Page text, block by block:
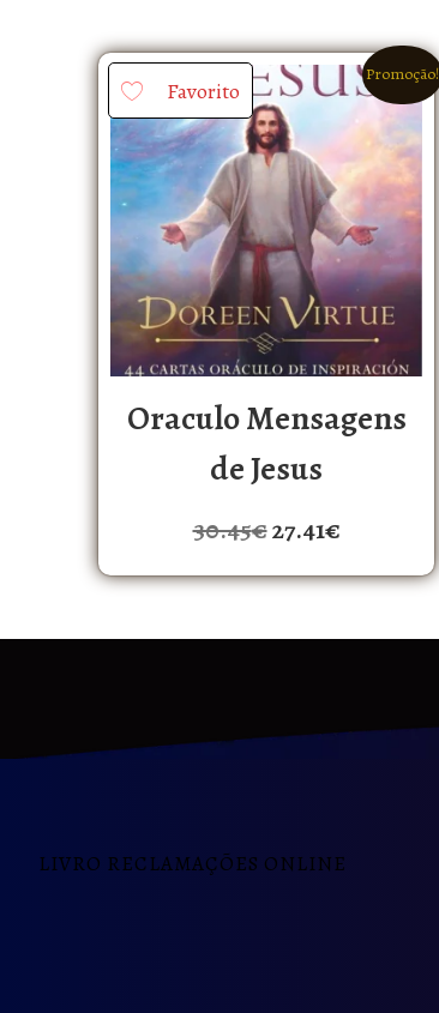
Favorito
Promoção!
Oraculo Mensagens
de Jesus
30.45€27.41€
LIVRO RECLAMAÇÕES ONLINE